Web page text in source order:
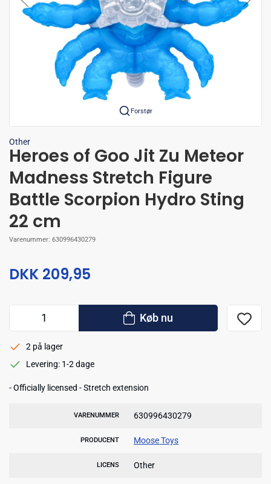
Forstør
Other
Heroes of Goo Jit Zu Meteor
Madness Stretch Figure
Battle Scorpion Hydro Sting
22 cm
Varenummer: 630996430279
DKK 209,95
Køb nu
2 på lager
Levering: 1-2 dage
- Officially licensed - Stretch extension
VARENUMMER 630996430279
PRODUCENT Moose Toys
LICENS Other